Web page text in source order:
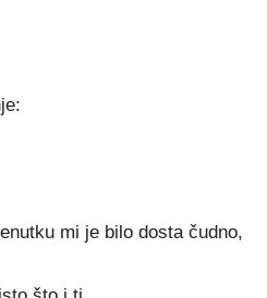
mi je bilo dosta čudno,